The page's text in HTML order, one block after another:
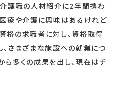
介護職の人材紹介に2年間携わ
療や介護に興味はあるけれど
格の求職者に対し、資格取得
さまざまな施設への就業につ
多くの成果を出し、現在はチ